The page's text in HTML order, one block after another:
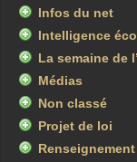
Infos du net
Intelligence
La semaine de
Médias
Non classé
Projet de loi
Renseignement